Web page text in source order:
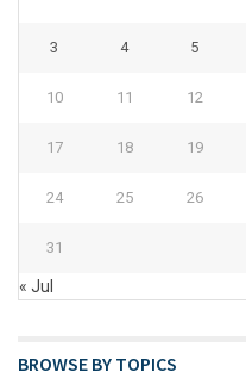
3 4 5
10 11 12
17 18 19
24 25 26
31
« Jul
BROWSE BY TOPICS